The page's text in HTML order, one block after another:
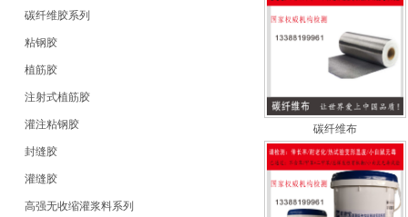
碳纤维胶系列
粘钢胶
植筋胶
注射式植筋胶
灌注粘钢胶
封缝胶
灌缝胶
高强无收缩灌浆料系列
碳纤维布